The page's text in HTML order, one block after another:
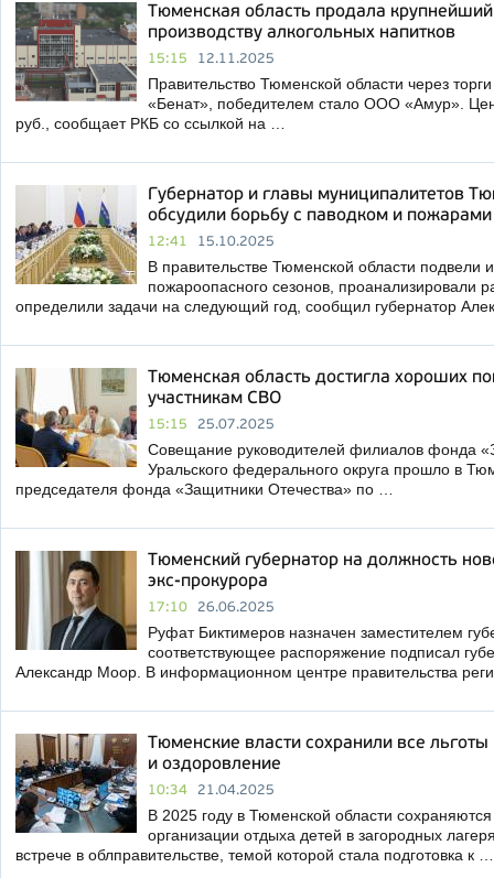
Тюменская область продала
производству алкогольных напитков
15:15 12.11.2025
Правительство Тюменской области через
«Бенат», победителем стало ООО «Амур».
руб., сообщает РКБ со ссылкой на …
Губернатор и главы муниципалитетов
обсудили борьбу с паводком и пожарами
12:41 15.10.2025
В правительстве Тюменской области подвели
пожароопасного сезонов, проанализировали
определили задачи на следующий год, сообщил губернатор
Тюменская область достигла хороших
участникам СВО
15:15 25.07.2025
Совещание руководителей филиалов фонда
Уральского федерального округа прошло в
председателя фонда «Защитники Отечества» по …
Тюменский губернатор на должность
экс-прокурора
17:10 26.06.2025
Руфат Биктимеров назначен заместителем
соответствующее распоряжение подписал
Александр Моор. В информационном центре правительства
Тюменские власти сохранили все
и оздоровление
10:34 21.04.2025
В 2025 году в Тюменской области
организации отдыха детей в загородных
встрече в облправительстве, темой которой стала подготовка к …